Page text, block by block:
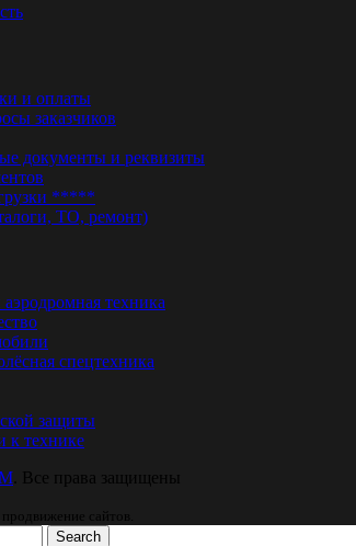
и оплаты
заказчиков
документы и реквизиты
*****
ТО, ремонт)
техника
спецтехника
защиты
к технике
. Все права защищены
продвижение сайтов.
Search